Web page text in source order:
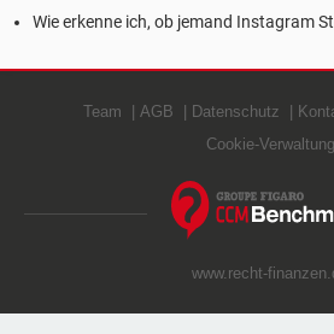
Wie erkenne ich, ob jemand Instagram
Team AGB Datenschutz
Cookie-Verwaltung
www.recht-